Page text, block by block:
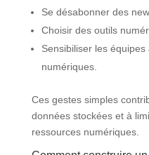
Se désabonner des
Choisir des outils
Sensibiliser les
numériques.
Ces gestes simples
données stockées et à
ressources numériques.